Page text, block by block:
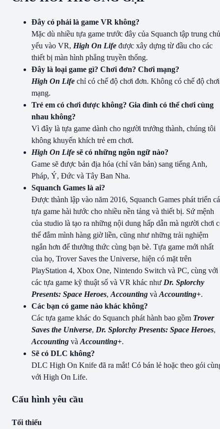
Đây có phải là game VR không?
Mặc dù nhiều tựa game trước đây của Squanch tập trung chủ
yếu vào VR, High On Life được xây dựng từ đầu cho các
thiết bị màn hình phẳng truyền thống.
Đây là loại game gì? Chơi đơn? Chơi mạng?
High On Life chỉ có chế độ chơi đơn. Không có chế độ chơi
mạng.
Trẻ em có chơi được không? Gia đình có thể chơi cùng
nhau không?
Vì đây là tựa game dành cho người trưởng thành, chúng tôi
không khuyến khích trẻ em chơi.
High On Life sẽ có những ngôn ngữ nào?
Game sẽ được bản địa hóa (chỉ văn bản) sang tiếng Anh,
Pháp, Ý, Đức và Tây Ban Nha.
Squanch Games là ai?
Được thành lập vào năm 2016, Squanch Games phát triển
tựa game hài hước cho nhiều nền tảng và thiết bị. Sứ mệnh
của studio là tạo ra những nội dung hấp dẫn mà người chơi
thể đắm mình hàng giờ liền, cũng như những trải nghiệm
ngắn hơn để thưởng thức cùng bạn bè. Tựa game mới nhất
của họ, Trover Saves the Universe, hiện có mặt trên
PlayStation 4, Xbox One, Nintendo Switch và PC, cùng với
các tựa game kỹ thuật số và VR khác như Dr. Splorchy
Presents: Space Heroes, Accounting và Accounting+.
Các bạn có game nào khác không?
Các tựa game khác do Squanch phát hành bao gồm Trover
Saves the Universe, Dr. Splorchy Presents: Space Heroes,
Accounting và Accounting+.
Sẽ có DLC không?
DLC High On Knife đã ra mắt! Có bán lẻ hoặc theo gói
với High On Life.
Cấu hình yêu cầu
Tối thiểu